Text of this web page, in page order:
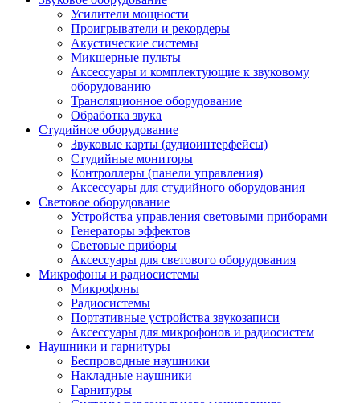
Усилители мощности
Проигрыватели и рекордеры
Акустические системы
Микшерные пульты
Аксессуары и комплектующие к звуковому
оборудованию
Трансляционное оборудование
Обработка звука
Студийное оборудование
Звуковые карты (аудиоинтерфейсы)
Студийные мониторы
Контроллеры (панели управления)
Аксессуары для студийного оборудования
Световое оборудование
Устройства управления световыми приборами
Генераторы эффектов
Световые приборы
Аксессуары для светового оборудования
Микрофоны и радиосистемы
Микрофоны
Радиосистемы
Портативные устройства звукозаписи
Аксессуары для микрофонов и радиосистем
Наушники и гарнитуры
Беспроводные наушники
Накладные наушники
Гарнитуры